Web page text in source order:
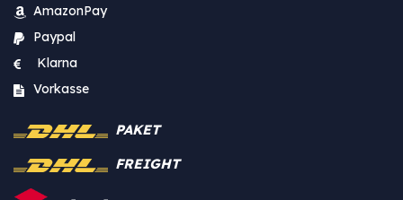
AmazonPay
Paypal
Klarna
Vorkasse
PAKET
FREIGHT